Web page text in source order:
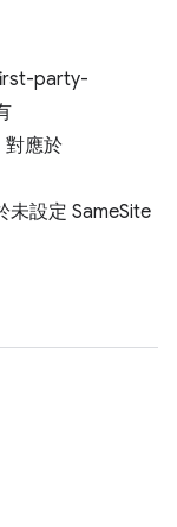
party-
對應於
未設定 SameSite